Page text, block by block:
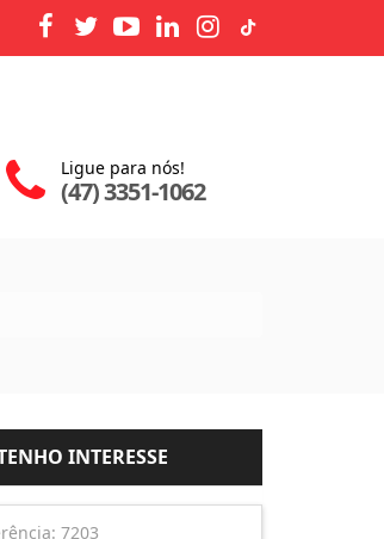
Ligue para nós!
(47) 3351-1062
INTERESSE